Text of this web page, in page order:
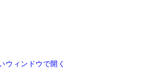
ウィンドウで開く